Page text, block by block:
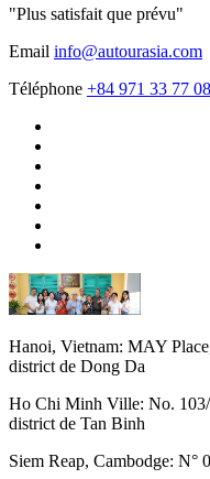
"Plus satisfait que prévu"
Email info@autourasia.com
Téléphone +84 971 33 77 08
Hanoi, Vietnam: MAY
district de Dong Da
Ho Chi Minh Ville: No.
district de Tan Binh
Siem Reap, Cambodge: N°